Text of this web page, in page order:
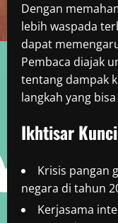
Dengan
lebih waspada
dapat
Pembaca diajak
tentang dampak
langkah yang
Ikhtisar Kunci
Krisis pangan
negara di tahun
Kerjasama